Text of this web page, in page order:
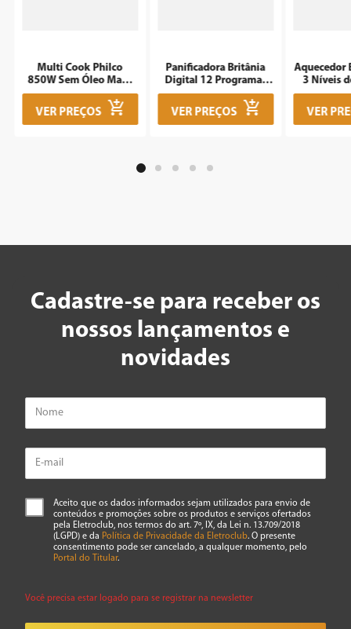
Multi Cook Philco
850W Sem Óleo Maxx
Clean
VER PREÇOS
Panificadora Britânia
Digital 12 Programas
3L BPNE01
VER PREÇOS
Aquecedor
3 Níveis
1500W
VER
Cadastre-se para receber os
nossos lançamentos e
novidades
Aceito que os dados informados sejam utilizados para envio de
conteúdos e promoções sobre os produtos e serviços ofertados
pela Eletroclub, nos termos do art. 7º, IX, da Lei n. 13.709/2018
(LGPD) e da Política de Privacidade da Eletroclub. O presente
consentimento pode ser cancelado, a qualquer momento, pelo
Portal do Titular.
Você precisa estar logado para se registrar na newsletter